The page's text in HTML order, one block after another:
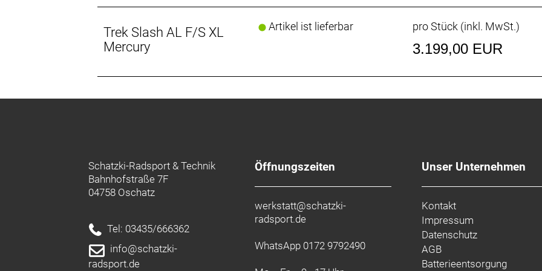
Verstellbares Setup für Vollgas im Downhill
Passe die Hebelübersetzung durch einfaches Umlegen des Flipchips an. Fahre dein Bike in
ein geschmeidigeres Fahrgefühl auf ruppigen Trails mit härteren Schlägen. Lege den Flipchip
Trek Slash AL F/S XL
Mercury
Artikel ist lieferbar pro Stück (inkl. MwSt.)
3.199,00 EUR
Schatzki-Radsport & Technik
Bahnhofstraße 7F
04758 Oschatz
Tel: 03435/666362
info@schatzki-
radsport.de
Öffnungszeiten
werkstatt@schatzki-
radsport.de
WhatsApp 0172 9792490
Unser Unternehmen
Kontakt
Impressum
Datenschutz
AGB
Batterieentsorgung